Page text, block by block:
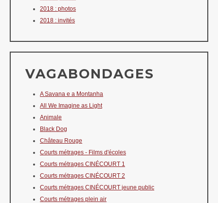
2018 : photos
2018 : invités
VAGABONDAGES
A Savana e a Montanha
All We Imagine as Light
Animale
Black Dog
Château Rouge
Courts métrages - Films d'écoles
Courts métrages CINÉCOURT 1
Courts métrages CINÉCOURT 2
Courts métrages CINÉCOURT jeune public
Courts métrages plein air